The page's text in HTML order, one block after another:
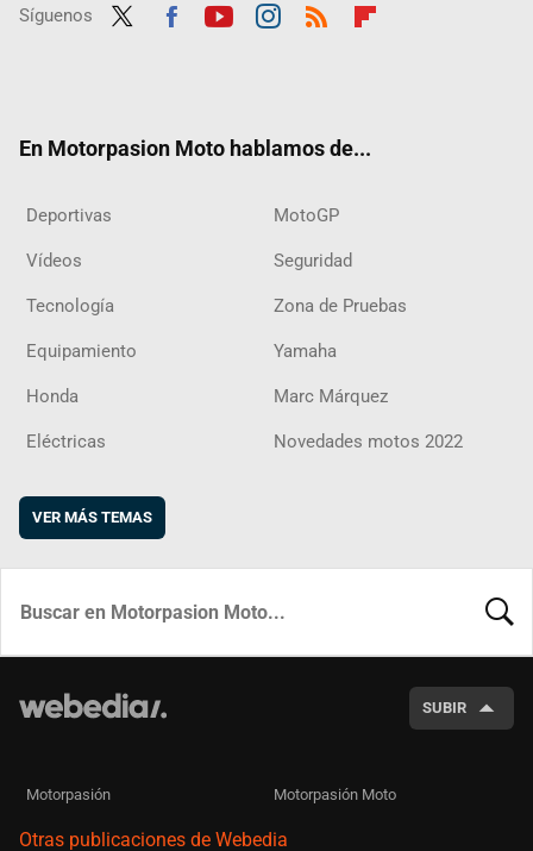
Síguenos
En Motorpasion Moto hablamos de...
Deportivas MotoGP
Vídeos Seguridad
Tecnología Zona de Pruebas
Equipamiento Yamaha
Honda Marc Márquez
Eléctricas Novedades motos 2022
VER MÁS TEMAS
SUBIR
Motorpasión Motorpasión Moto
Otras publicaciones de Webedia